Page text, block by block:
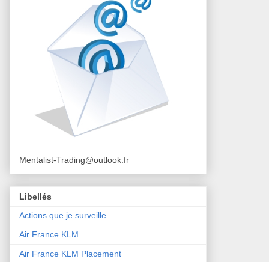
Mentalist-Trading@outlook.fr
Libellés
Actions que je surveille
Air France KLM
Air France KLM Placement